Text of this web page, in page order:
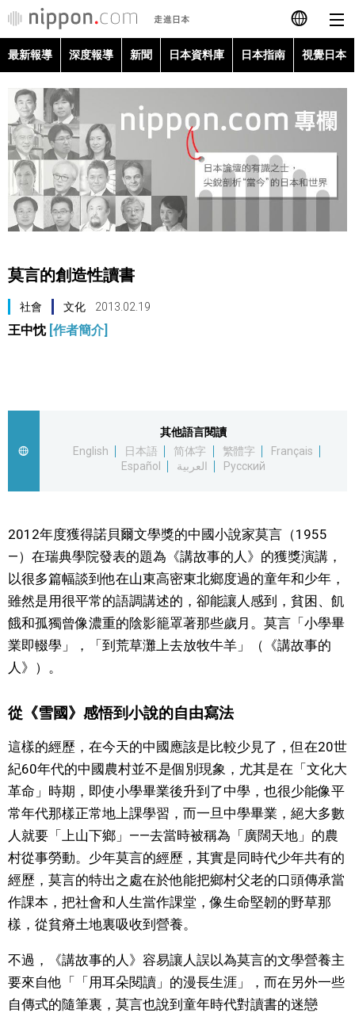
日本語
Français
最新報導
深度報導
日本資料庫
日本指南
日本入門
政治外交
社會
文化
科學技術
生活
運動
娛樂
教育
最新報導 深度報導 新聞 日本資料庫 日本指南 視覺日本
莫言的創造性讀書
社會 文化 2013.02.19
王中忱 [作者簡介]
其他語言閱讀
English
日本語 简体字 繁體字
Français
Español
العربية Русский
2012年度獲得諾貝爾文學獎的中國小說家莫言（1955
—）在瑞典學院發表的題為《講故事的人》的獲獎演講，
以很多篇幅談到他在山東高密東北鄉度過的童年和少年，
雖然是用很平常的語調講述的，卻能讓人感到，貧困、飢
餓和孤獨曾像濃重的陰影籠罩著那些歲月。莫言「小學畢
業即輟學」，「到荒草灘上去放牧牛羊」（《講故事的
人》）。
從《雪國》感悟到小說的自由寫法
這樣的經歷，在今天的中國應該是比較少見了，但在20世
紀60年代的中國農村並不是個別現象，尤其是在「文化大
革命」時期，即使小學畢業後升到了中學，也很少能像平
常年代那樣正常地上課學習，而一旦中學畢業，絕大多數
人就要「上山下鄉」——去當時被稱為「廣闊天地」的農
村從事勞動。少年莫言的經歷，其實是同時代少年共有的
經歷，莫言的特出之處在於他能把鄉村父老的口頭傳承當
作課本，把社會和人生當作課堂，像生命堅韌的野草那
樣，從貧瘠土地裏吸收到營養。
不過，《講故事的人》容易讓人誤以為莫言的文學營養主
要來自他「「用耳朵閱讀」的漫長生涯」，而在另外一些
自傳式的隨筆裏，莫言也說到童年時代對讀書的迷戀